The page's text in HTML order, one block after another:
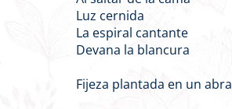
Luz cernida
La espiral cantante
Devana la blancura
Fijeza plantada en un abra